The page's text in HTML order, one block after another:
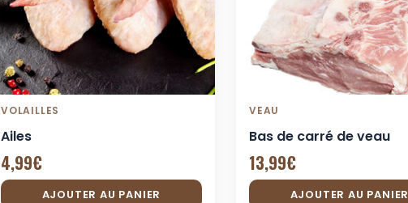
options
peuvent
être
choisies
page
produit
VOLAILLES
Ailes
4,99€
AJOUTER AU PANIER
VEAU
Bas de carré de veau
13,99€
AJOUTER AU PANIER